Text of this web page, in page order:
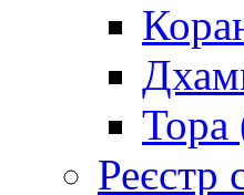
Тора
Реєстр